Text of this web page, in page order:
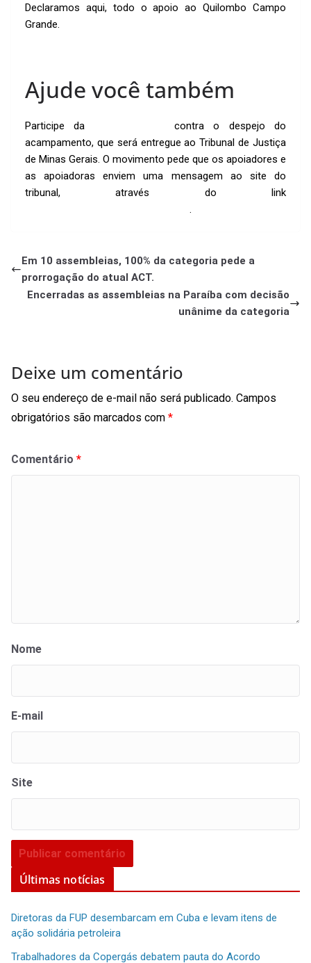
Declaramos aqui, todo o apoio ao Quilombo Campo
Grande.
Ajude você também
Participe da
contra o despejo do
acampamento, que será entregue ao Tribunal de Justiça
de Minas Gerais. O movimento pede que os apoiadores e
as apoiadoras enviem uma mensagem ao site do
tribunal, através do link
.
Em 10 assembleias, 100% da categoria pede a
prorrogação do atual ACT.
Encerradas as assembleias na Paraíba com decisão
unânime da categoria
Deixe um comentário
O seu endereço de e-mail não será publicado. Campos
obrigatórios são marcados com *
Comentário *
Nome
E-mail
Site
Últimas notícias
Diretoras da FUP desembarcam em Cuba e levam itens de
ação solidária petroleira
Trabalhadores da Copergás debatem pauta do Acordo